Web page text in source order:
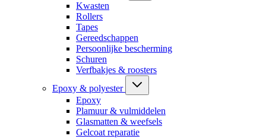
Kwasten
Rollers
Tapes
Gereedschappen
Persoonlijke bescherming
Schuren
Verfbakjes & roosters
Epoxy & polyester
Epoxy
Plamuur & vulmiddelen
Glasmatten & weefsels
Gelcoat reparatie